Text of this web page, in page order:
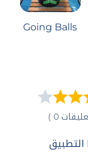
Going Balls
0 )